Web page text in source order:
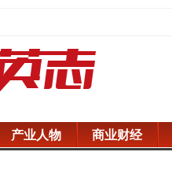
产业人物 商业财经